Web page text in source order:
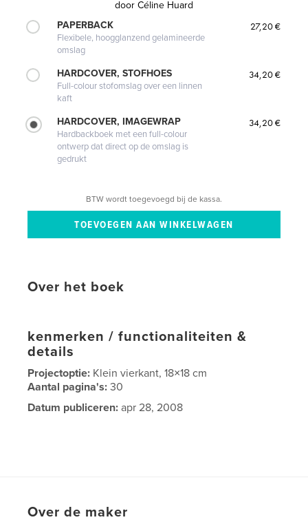
door Céline Huard
PAPERBACK
Flexibele, hoogglanzend gelamineerde
omslag
27,20 €
HARDCOVER, STOFHOES
Full-colour stofomslag over een linnen
kaft
34,20 €
HARDCOVER, IMAGEWRAP
Hardbackboek met een full-colour
ontwerp dat direct op de omslag is
gedrukt
34,20 €
BTW wordt toegevoegd bij de kassa.
Over het boek
kenmerken / functionaliteiten &
details
Projectoptie: Klein vierkant, 18×18 cm
Aantal pagina's:30
Datum publiceren: apr 28, 2008
Over de maker